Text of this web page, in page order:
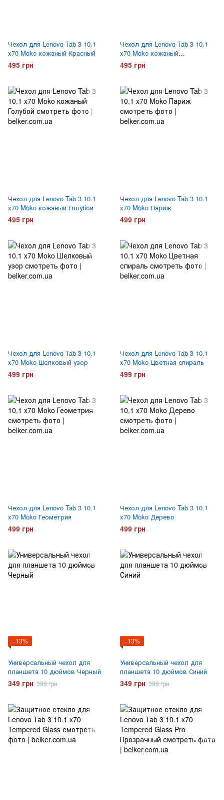
Чехол для Lenovo Tab 3 10.1
x70 Moko кожаный Красный
495 грн
Чехол для Lenovo Tab 3 10.1
x70 Moko кожаный
Малиновый
495 грн
Чехол для Lenovo Tab 3 10.1
x70 Moko кожаный Голубой
495 грн
Чехол для Lenovo Tab 3 10.1
x70 Moko Париж
499 грн
Чехол для Lenovo Tab 3 10.1
x70 Moko Шелковый узор
499 грн
Чехол для Lenovo Tab 3 10.1
x70 Moko Цветная спираль
499 грн
Чехол для Lenovo Tab 3 10.1
x70 Moko Геометрия
499 грн
Чехол для Lenovo Tab 3 10.1
x70 Moko Дерево
499 грн
−13%
Универсальный чехол для
планшета 10 дюймов Черный
349 грн 399 грн
−13%
Универсальный чехол для
планшета 10 дюймов Синий
349 грн 399 грн